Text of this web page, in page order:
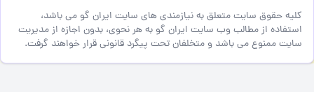
کلیه حقوق سایت متعلق به نیازمندی های سایت ایران گو می باشد،
استفاده از مطالب وب سایت ایران گو به هر نحوی، بدون اجازه از مدیریت
سایت ممنوع می باشد و متخلفان تحت پیگرد قانونی قرار خواهند گرفت.